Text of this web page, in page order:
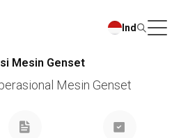
Ind
Mesin Genset
Mesin Genset